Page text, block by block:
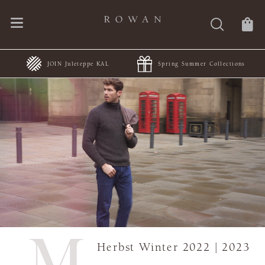
Spring Summer Collections MODE AT ROWAN
Herbst Winter 2022 | 2023